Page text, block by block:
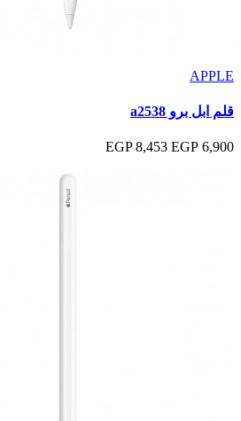
APPLE
قلم ابل برو a2538
6,900 EGP
8,453 EGP